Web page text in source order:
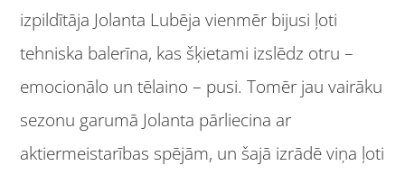
izpildītāja Jolanta Lubēja vienmēr bijusi ļoti
tehniska balerīna, kas šķietami izslēdz otru –
emocionālo un tēlaino – pusi. Tomēr jau vairāku
sezonu garumā Jolanta pārliecina ar
aktiermeistarības spējām, un šajā izrādē viņa ļoti